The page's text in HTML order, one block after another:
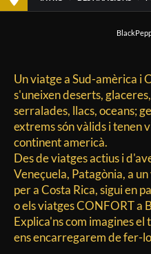
Un viatge a Sud-amèrica i
s'uneixen deserts,
serralades, llacs, oceans;
extrems són vàlids i tenen
continent americà.
Des de viatges actius i
Veneçuela, Patagònia, a
per a Costa Rica, sigui en
o els viatges CONFORT a
Explica'ns com imagines
ens encarregarem de fer-